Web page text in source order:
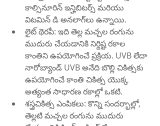
కాల్సినూరిన్ ఇన్హిబిటర్స్ మరియు
విటమిన్ డి అనలాగ్‌లు ఉన్నాయి.
లైట్ థెరపీ: ఇది తెల్ల మచ్చల రంగును
ముదురు చేయడానికి నిర్దిష్ట రకాల
కాంతిని ఉపయోగించే ప్రక్రియ. UVB లేదా
నారోబ్యాండ్ UVB అనేది బొల్లి చికిత్సకు
ఉపయోగించే కాంతి చికిత్స యొక్క
అత్యంత సాధారణ రకాల్లో ఒకటి.
శస్త్రచికిత్స ఎంపికలు: కొన్ని సందర్భాల్లో,
తెల్లటి మచ్చల రంగును ముదురు